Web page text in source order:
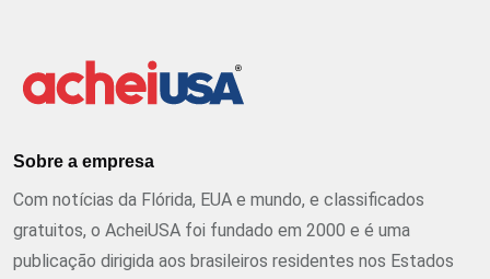
Sobre a empresa
Com notícias da Flórida, EUA e mundo, e classificados
gratuitos, o AcheiUSA foi fundado em 2000 e é uma
publicação dirigida aos brasileiros residentes nos Estados